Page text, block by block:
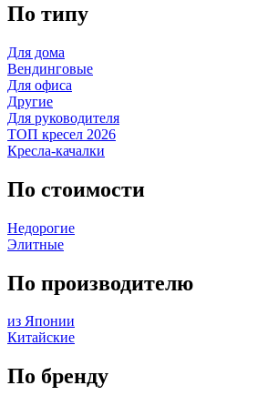
По типу
Для дома
Вендинговые
Для офиса
Другие
Для руководителя
ТОП кресел 2026
Кресла-качалки
По стоимости
Недорогие
Элитные
По производителю
из Японии
Китайские
По бренду